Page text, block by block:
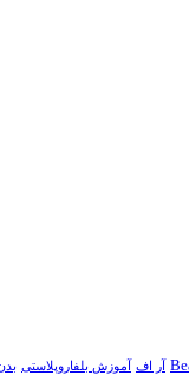
آر اف آموزش بلفاروپلاستی